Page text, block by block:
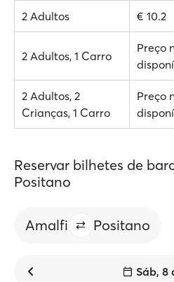
2 Adultos € 10.2
2 Adultos, 1 Carro
Preço
2 Adultos, 2
Crianças, 1 Carro
Preço
Reservar bilhetes de
Positano
Amalfi Positano
Sáb, 8